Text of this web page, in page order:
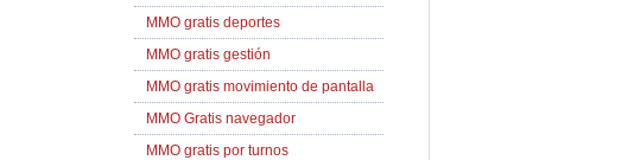
MMO gratis deportes
MMO gratis gestión
MMO gratis movimiento de pantalla
MMO Gratis navegador
MMO gratis por turnos